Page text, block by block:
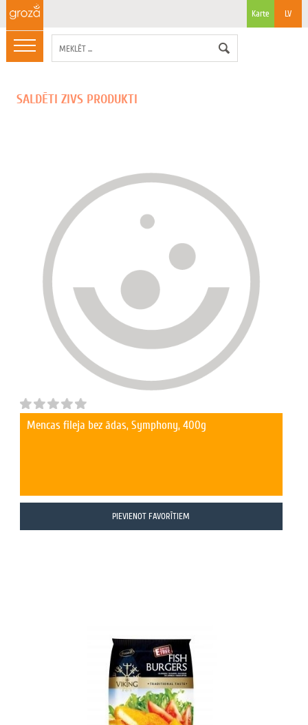
LV
Karte
SALDĒTI ZIVS PRODUKTI
Mencas fileja bez ādas, Symphony, 400g
PIEVIENOT FAVORĪTIEM